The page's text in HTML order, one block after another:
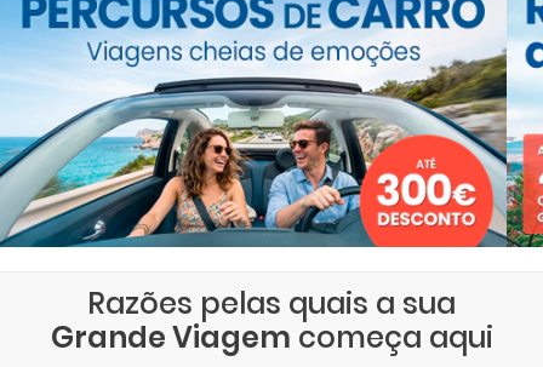
Razões pelas quais a sua
Grande Viagem começa aqui